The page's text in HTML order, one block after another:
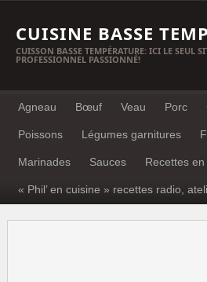
CUISINE BASSE
CUISSON BASSE TEMPÉRATURE: ICI LE SEUL
PROFESSIONNEL PASSIONNÉ!
Agneau Bœuf Veau Porc
Poissons Légumes garnitures
Marinades Sauces Recettes en
« Phil’ en cuisine » recettes radio,